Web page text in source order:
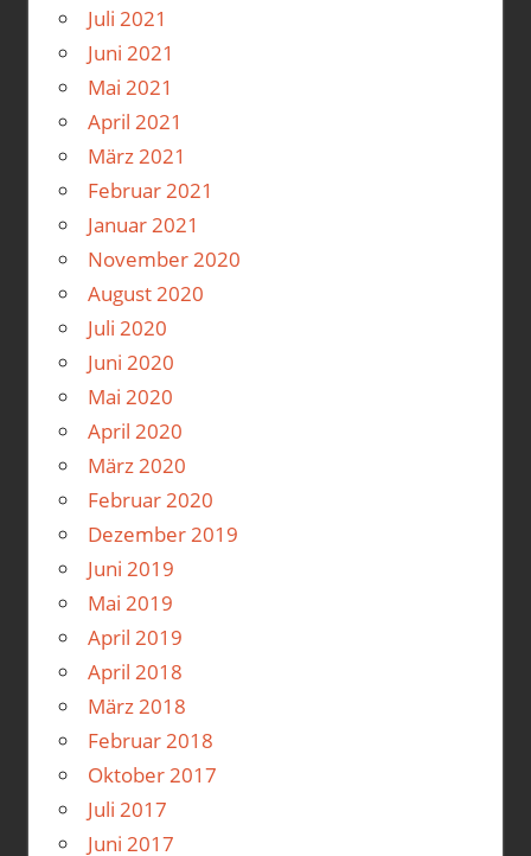
Juli 2021
Juni 2021
Mai 2021
April 2021
März 2021
Februar 2021
Januar 2021
November 2020
August 2020
Juli 2020
Juni 2020
Mai 2020
April 2020
März 2020
Februar 2020
Dezember 2019
Juni 2019
Mai 2019
April 2019
April 2018
März 2018
Februar 2018
Oktober 2017
Juli 2017
Juni 2017